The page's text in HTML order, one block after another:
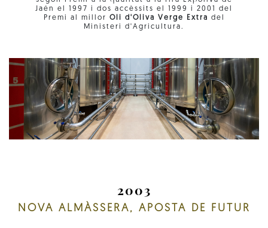
Jaén el 1997 i dos accèssits el 1999 i 2001 del
Premi al millor Oli d'Oliva Verge Extra del
Ministeri d'Agricultura.
2003
NOVA ALMÀSSERA, APOSTA DE FUTUR